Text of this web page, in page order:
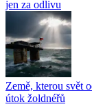
jen za odlivu
Země, kterou svět
útok žoldnéřů